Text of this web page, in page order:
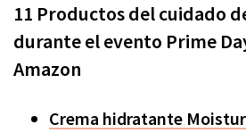
11 Productos del cuidado
durante el evento Prime
Amazon
Crema hidratante